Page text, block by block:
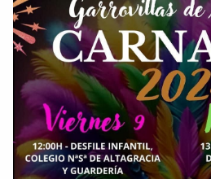
AmeÃ&#140;&#129;rica-y-